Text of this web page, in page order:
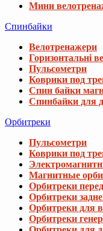
Мини
Спинбайки
Велотренажери
Горизонтальні
Пульсометри
Коврики под
Спин байки
Спинбайки для
Орбитреки
Пульсометри
Коврики под
Магнитные
Орбитреки
Орбитреки
Орбитреки для
Орбитреки